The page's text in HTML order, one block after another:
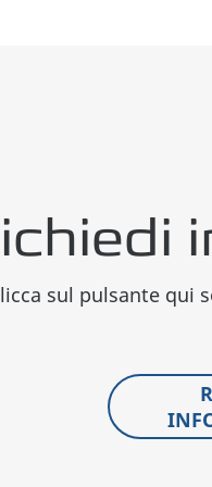
sul pulsante qui